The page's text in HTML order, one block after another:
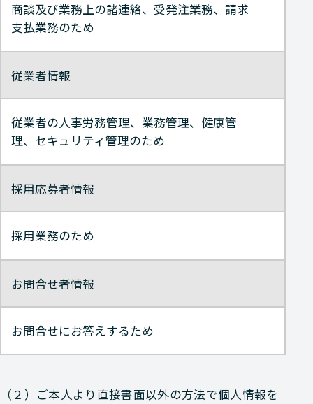
商談及び業務上の諸連絡、受発注業務、請求
支払業務のため
従業者情報
従業者の人事労務管理、業務管理、健康管
理、セキュリティ管理のため
採用応募者情報
採用業務のため
お問合せ者情報
お問合せにお答えするため
（２）ご本人より直接書面以外の方法で個人情報を